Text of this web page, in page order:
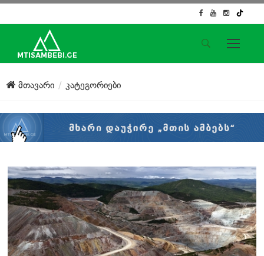
საიტის მენიუ
მთავარი
ქართული საქმე
კონტაქტი
სოციალური ქსელები
მთავარი კატეგორიები